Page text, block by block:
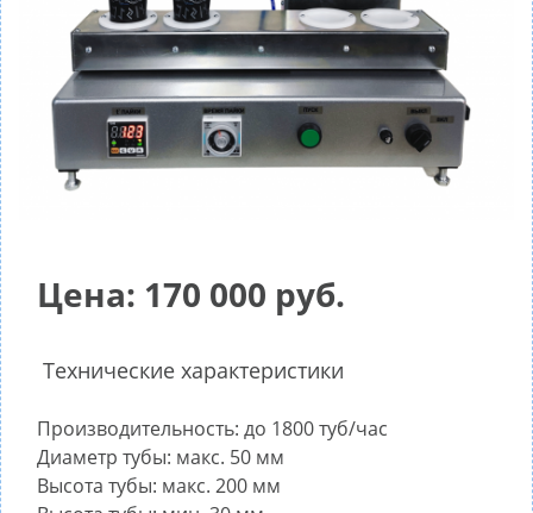
Цена: 170 000 руб.
Технические характеристики
Производительность: до 1800 туб/час
Диаметр тубы: макс. 50 мм
Высота тубы: макс. 200 мм